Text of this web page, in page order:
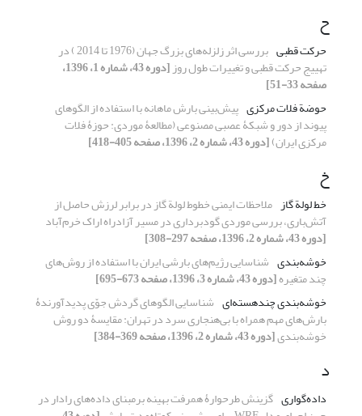
ح
حرکت قطبی بررسی اثر زلزله‌های بزرگ جهان (1976 تا 2014 ) در
تهییج حرکت قطبی و تغییرات طول روز [دوره 43، شماره 1، 1396،
صفحه 33-51]
حوضة فلات مرکزی پیش‌بینی بارش ماهانه با استفاده از الگوهای
پیوند از دور و شبکۀ عصبی مصنوعی (مطالعۀ موردی: حوزۀ فلات
مرکزی ایران)[دوره 43، شماره 2، 1396، صفحه 405-418]
خ
خط لولة گاز ملاحظات ایمنی خطوط لولة گاز در برابر لرزش حاصل از
آتش‌باری، بررسی موردی گودبرداری در مسیر آزاد‌راه اراک خرم‌آباد
[دوره 43، شماره 2، 1396، صفحه 297-308]
خوشه‌بندی شناسایی رژیم‌های بارشی ایران با استفاده از روش‌های
چند متغیره[دوره 43، شماره 3، 1396، صفحه 673-695]
خوشه‌بندی چندهسته‌ای شناسایی الگوهای گردش جوّی پدیدآورندۀ
بارش‌های مهم همراه با بی‌هنجاری سرد در تهران: مقایسۀ دو روش
خوشه‌بندی[دوره 43، شماره 2، 1396، صفحه 369-384]
د
داده‌گواری گزینش طرحوارۀ همرفت بهینه برمبنای داده‌‌‌های رادار در